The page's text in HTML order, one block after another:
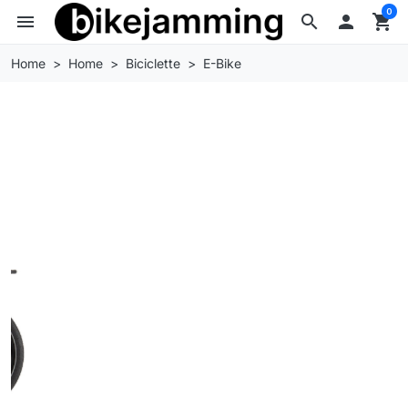
search
menu  shopping_cart
0
Home Home Biciclette E-Bike